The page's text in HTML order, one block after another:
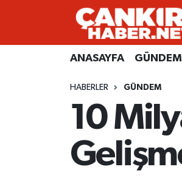
ANASAYFA GÜNDEM
HABERLER GÜNDEM
10
ANASAYFA
SİYASET
Künye
Gizlilik Sözleşmesi
BİYOGRAFİLER
Merkez Hava Durumu
Süper Lig Puan Durumu ve
Tüm Manşetler